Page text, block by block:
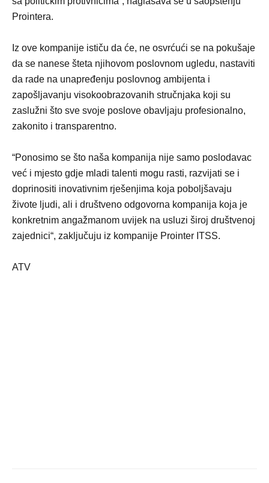
Prointera.
Iz ove kompanije ističu da će, ne osvrćući se na pokušaje
da se nanese šteta njihovom poslovnom ugledu, nastaviti
da rade na unapređenju poslovnog ambijenta i
zapošljavanju visokoobrazovanih stručnjaka koji su
zaslužni što sve svoje poslove obavljaju profesionalno,
zakonito i transparentno.
“Ponosimo se što naša kompanija nije samo poslodavac
već i mjesto gdje mladi talenti mogu rasti, razvijati se i
doprinositi inovativnim rješenjima koja poboljšavaju
živote ljudi, ali i društveno odgovorna kompanija koja je
konkretnim angažmanom uvijek na usluzi široj društvenoj
zajednici“, zaključuju iz kompanije Prointer ITSS.
ATV